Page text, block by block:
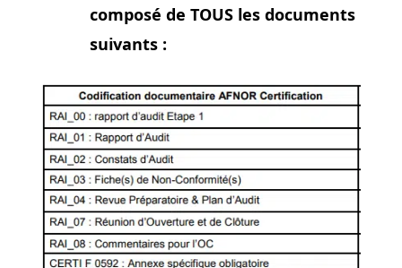
composé de TOUS les documents
suivants :